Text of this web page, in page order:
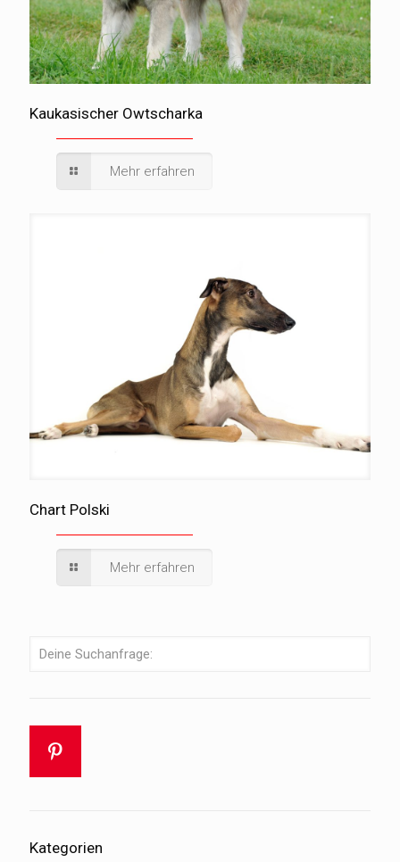
Kaukasischer Owtscharka
Mehr erfahren
Chart Polski
Mehr erfahren
Kategorien